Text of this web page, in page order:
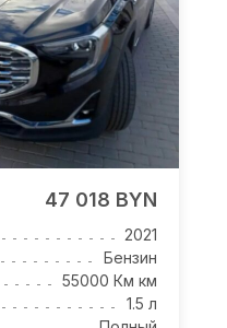
47 018 BYN
2021
Бензин
55000 Км км
1.5 л